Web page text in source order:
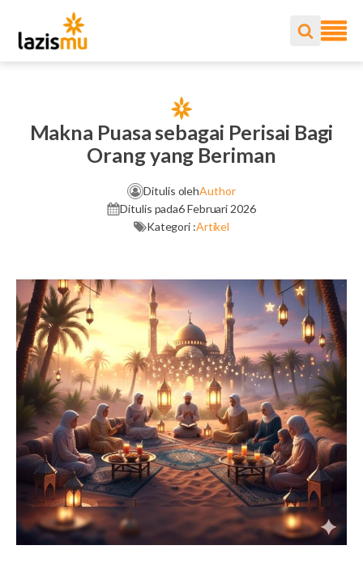
Makna Puasa sebagai Perisai Bagi
Orang yang Beriman
Ditulis olehAuthor
Ditulis pada6 Februari 2026
Kategori :Artikel